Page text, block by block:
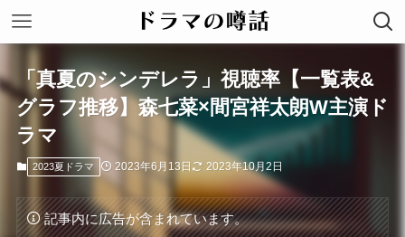
「真夏のシンデレラ」視聴率【一覧表&
グラフ推移】森七菜×間宮祥太朗W主演ド
ラマ
2023夏ドラマ 2023年6月13日 2023年10月2日
記事内に広告が含まれています。